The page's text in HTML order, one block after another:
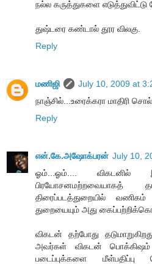
நல்ல கருத்துகளை
துஷ்டரை கண்டால் தூர விலகு.
Reply
மணிஜி
July 10, 2009 at
நாஞ்சில்...உரைக்கரா மாதிரி
Reply
என்.கே.அஷோக்பரன் July 10,
ஓம்...ஓம்....
பிரயோசனமற்றவையாகத்
திரைப்படத்துறையில்
துறையையும் அது
விகடன் தற்போது
அவர்கள் விகடன்
படைப்புக்களை